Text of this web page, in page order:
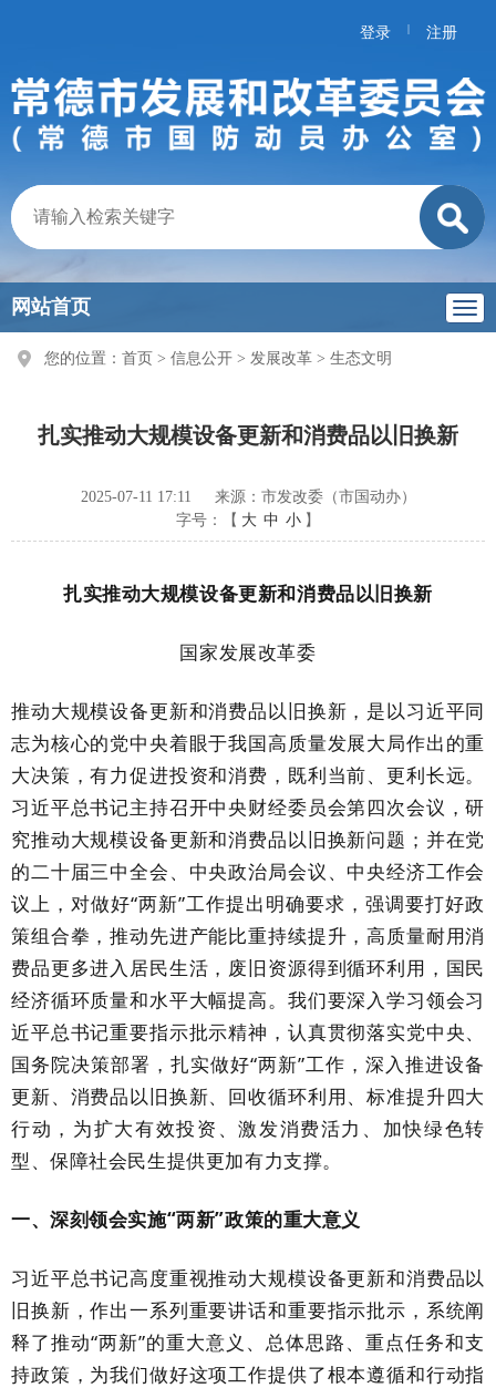
登录 | 注册
网站首页
您的位置： 首页 > 信息公开 > 发展改革 > 生态文明
扎实推动大规模设备更新和消费品以旧换新
2025-07-11 17:11
来源：市发改委（市国动办）
字号：【 大 中 小 】
扎实推动大规模设备更新和消费品以旧换新
国家发展改革委
推动大规模设备更新和消费品以旧换新，是以习近平同
志为核心的党中央着眼于我国高质量发展大局作出的重
大决策，有力促进投资和消费，既利当前、更利长远。
习近平总书记主持召开中央财经委员会第四次会议，研
究推动大规模设备更新和消费品以旧换新问题；并在党
的二十届三中全会、中央政治局会议、中央经济工作会
议上，对做好“两新”工作提出明确要求，强调要打好政
策组合拳，推动先进产能比重持续提升，高质量耐用消
费品更多进入居民生活，废旧资源得到循环利用，国民
经济循环质量和水平大幅提高。我们要深入学习领会习
近平总书记重要指示批示精神，认真贯彻落实党中央、
国务院决策部署，扎实做好“两新”工作，深入推进设备
更新、消费品以旧换新、回收循环利用、标准提升四大
行动，为扩大有效投资、激发消费活力、加快绿色转
型、保障社会民生提供更加有力支撑。
一、深刻领会实施“两新”政策的重大意义
习近平总书记高度重视推动大规模设备更新和消费品以
旧换新，作出一系列重要讲话和重要指示批示，系统阐
释了推动“两新”的重大意义、总体思路、重点任务和支
持政策，为我们做好这项工作提供了根本遵循和行动指